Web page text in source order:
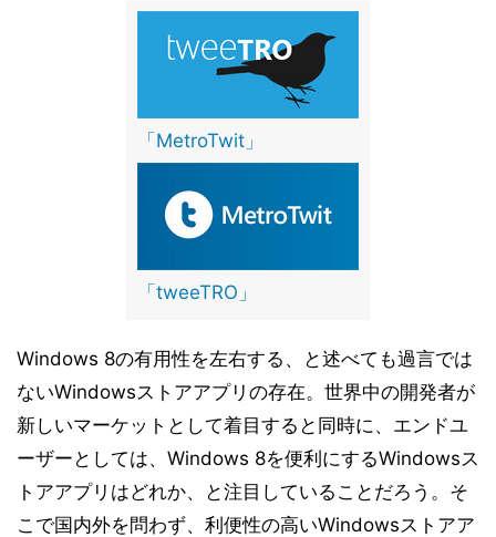
「MetroTwit」
「tweeTRO」
Windows 8の有用性を左右する、と述べても過言では
ないWindowsストアアプリの存在。世界中の開発者が
新しいマーケットとして着目すると同時に、エンドユ
ーザーとしては、Windows 8を便利にするWindowsス
トアアプリはどれか、と注目していることだろう。そ
こで国内外を問わず、利便性の高いWindowsストアア